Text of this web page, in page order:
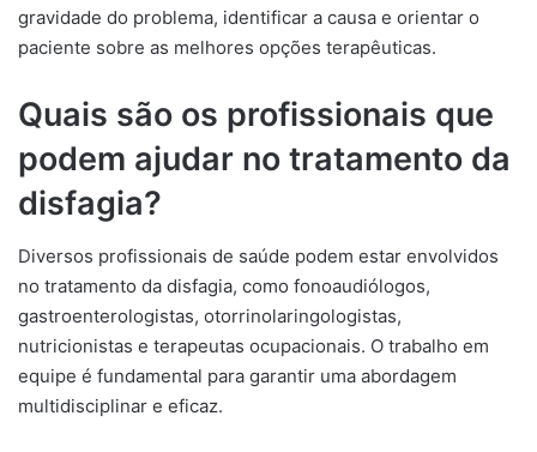
gravidade do problema, identificar a causa e orientar o
paciente sobre as melhores opções terapêuticas.
Quais são os profissionais que
podem ajudar no tratamento da
disfagia?
Diversos profissionais de saúde podem estar envolvidos
no tratamento da disfagia, como fonoaudiólogos,
gastroenterologistas, otorrinolaringologistas,
nutricionistas e terapeutas ocupacionais. O trabalho em
equipe é fundamental para garantir uma abordagem
multidisciplinar e eficaz.